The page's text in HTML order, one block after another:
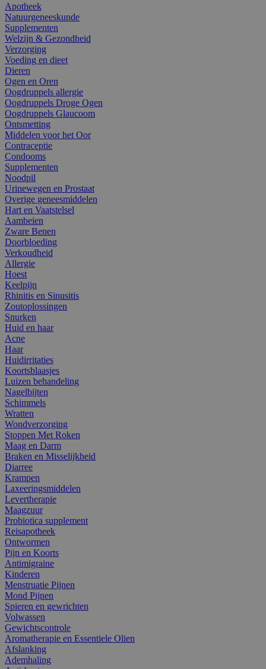
Apotheek
Natuurgeneeskunde
Supplementen
Welzijn & Gezondheid
Verzorging
Voeding en dieet
Dieren
Ogen en Oren
Oogdruppels allergie
Oogdruppels Droge Ogen
Oogdruppels Glaucoom
Ontsmetting
Middelen voor het Oor
Contraceptie
Condooms
Supplementen
Noodpil
Urinewegen en Prostaat
Overige geneesmiddelen
Hart en Vaatstelsel
Aambeien
Zware Benen
Doorbloeding
Verkoudheid
Allergie
Hoest
Keelpijn
Rhinitis en Sinusitis
Zoutoplossingen
Snurken
Huid en haar
Acne
Haar
Huidirritaties
Koortsblaasjes
Luizen behandeling
Nagelbijten
Schimmels
Wratten
Wondverzorging
Stoppen Met Roken
Maag en Darm
Braken en Misselijkheid
Diarree
Krampen
Laxeeringsmiddelen
Levertherapie
Maagzuur
Probiotica supplement
Reisapotheek
Ontwormen
Pijn en Koorts
Antimigraine
Kinderen
Menstruatie Pijnen
Mond Pijnen
Spieren en gewrichten
Volwassen
Gewichtscontrole
Aromatherapie en Essentiele Olien
Afslanking
Ademhaling